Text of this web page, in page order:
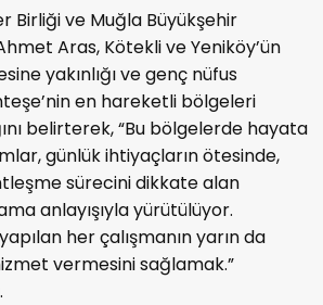
Birliği ve Muğla Büyükşehir
Aras, Kötekli ve Yeniköy’ün
yakınlığı ve genç nüfus
en hareketli bölgeleri
belirterek, “Bu bölgelerde hayata
günlük ihtiyaçların ötesinde,
sürecini dikkate alan
anlayışıyla yürütülüyor.
her çalışmanın yarın da
vermesini sağlamak.”